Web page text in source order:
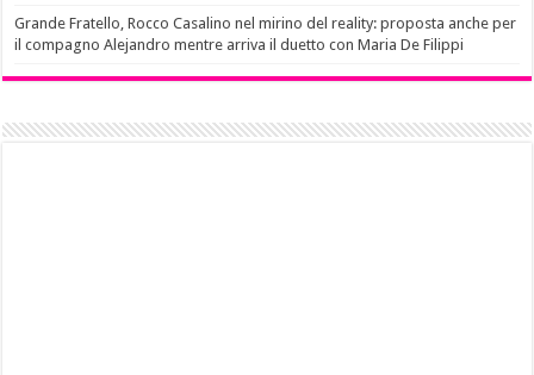
Grande Fratello, Rocco Casalino nel mirino del reality: proposta anche per
il compagno Alejandro mentre arriva il duetto con Maria De Filippi